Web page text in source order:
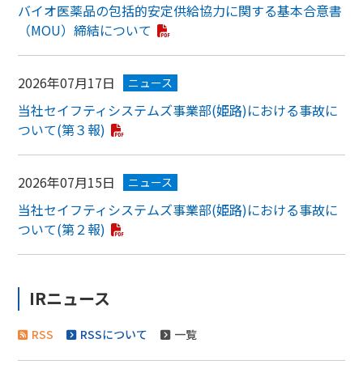
バイオ医薬品の包括的安定供給協力に関する基本合意書
（MOU）締結について
2026年07月17日 ニュース
当社セイフティシステムズ事業部(姫路)における事故に
ついて(第３報)
2026年07月15日 ニュース
当社セイフティシステムズ事業部(姫路)における事故に
ついて(第２報)
IRニュース
RSS RSSについて 一覧